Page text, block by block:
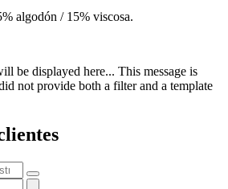
algodón / 15% viscosa.
be displayed here... This message is
not provide both a filter and a template